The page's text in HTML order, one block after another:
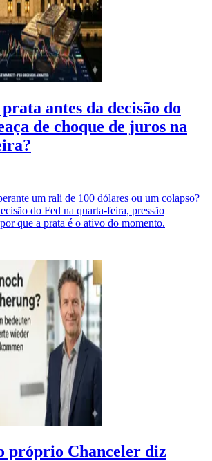
antes da decisão do
de choque de juros na
um rali de 100 dólares ou um colapso?
do Fed na quarta-feira, pressão
que a prata é o ativo do momento.
próprio Chanceler diz